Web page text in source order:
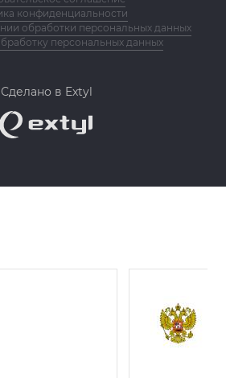
конфиденциальности
обработки персональных данных
персональных данных
Сделано в Extyl